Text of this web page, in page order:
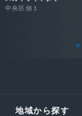
中央区佃１
地域から探す